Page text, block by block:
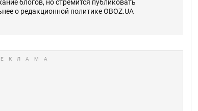
блогов, но стремится публиковать
о редакционной политике OBOZ.UA